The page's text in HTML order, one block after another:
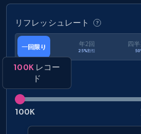
amazon, Currency amazon,
eCommerce
1.2K+
Zara - Products
リフレッシュレート
一回限り 年2回
25%割引
四
100Kレコー
ド
100K